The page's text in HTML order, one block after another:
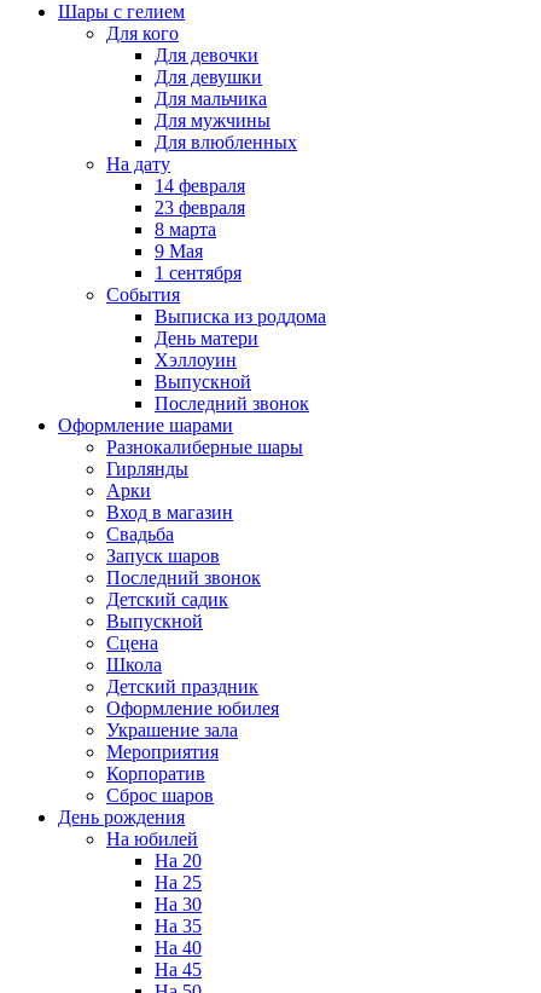
Шары с гелием
Для кого
Для девочки
Для девушки
Для мальчика
Для мужчины
Для влюбленных
На дату
14 февраля
23 февраля
8 марта
9 Мая
1 сентября
События
Выписка из роддома
День матери
Хэллоуин
Выпускной
Последний звонок
Оформление шарами
Разнокалиберные шары
Гирлянды
Арки
Вход в магазин
Свадьба
Запуск шаров
Последний звонок
Детский садик
Выпускной
Сцена
Школа
Детский праздник
Оформление юбилея
Украшение зала
Мероприятия
Корпоратив
Сброс шаров
День рождения
На юбилей
На 20
На 25
На 30
На 35
На 40
На 45